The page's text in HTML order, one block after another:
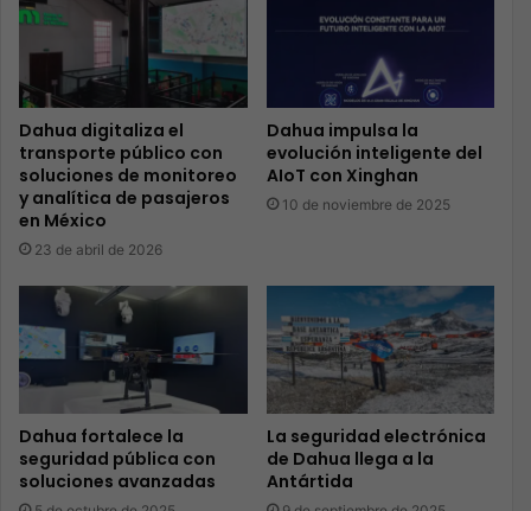
Dahua digitaliza el
transporte público con
soluciones de monitoreo
y analítica de pasajeros
en México
23 de abril de 2026
Dahua impulsa la
evolución inteligente del
AIoT con Xinghan
10 de noviembre de 2025
Dahua fortalece la
seguridad pública con
soluciones avanzadas
La seguridad electrónica
de Dahua llega a la
Antártida